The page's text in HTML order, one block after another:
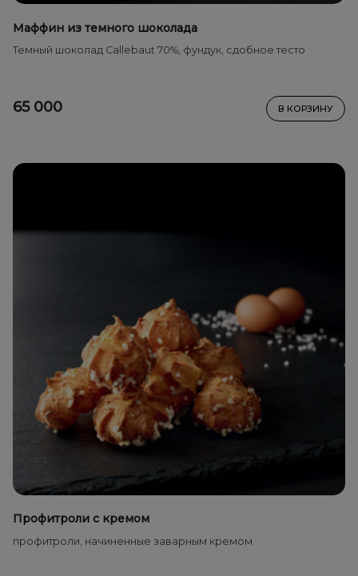
Маффин из темного шоколада
Темный шоколад Callebaut 70%, фундук, сдобное тесто
65 000 В КОРЗИНУ
Профитроли с кремом
профитроли, начиненные заварным кремом